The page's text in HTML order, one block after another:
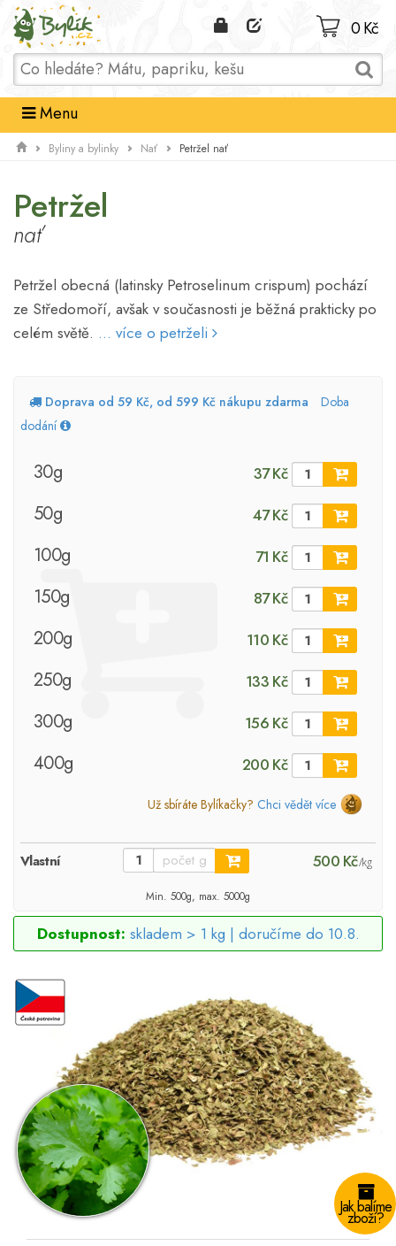
Domů
0 Kč
Menu
Byliny a bylinky Nať Petržel nať
Petržel
nať
Petržel obecná (latinsky Petroselinum crispum) pochází
ze Středomoří, avšak v současnosti je běžná prakticky po
celém světě. ... více o petrželi
Doprava od 59 Kč, od 599 Kč nákupu zdarma
Doba
dodání
30g 37 Kč
50g 47 Kč
100g 71 Kč
150g 87 Kč
200g 110 Kč
250g 133 Kč
300g 156 Kč
400g 200 Kč
Už sbíráte Bylíkačky? Chci vědět více
Vlastní 500 Kč/kg
Min. 500g, max. 5000g
Dostupnost: skladem > 1 kg | doručíme do 10.8.
Jak balíme
zboží?